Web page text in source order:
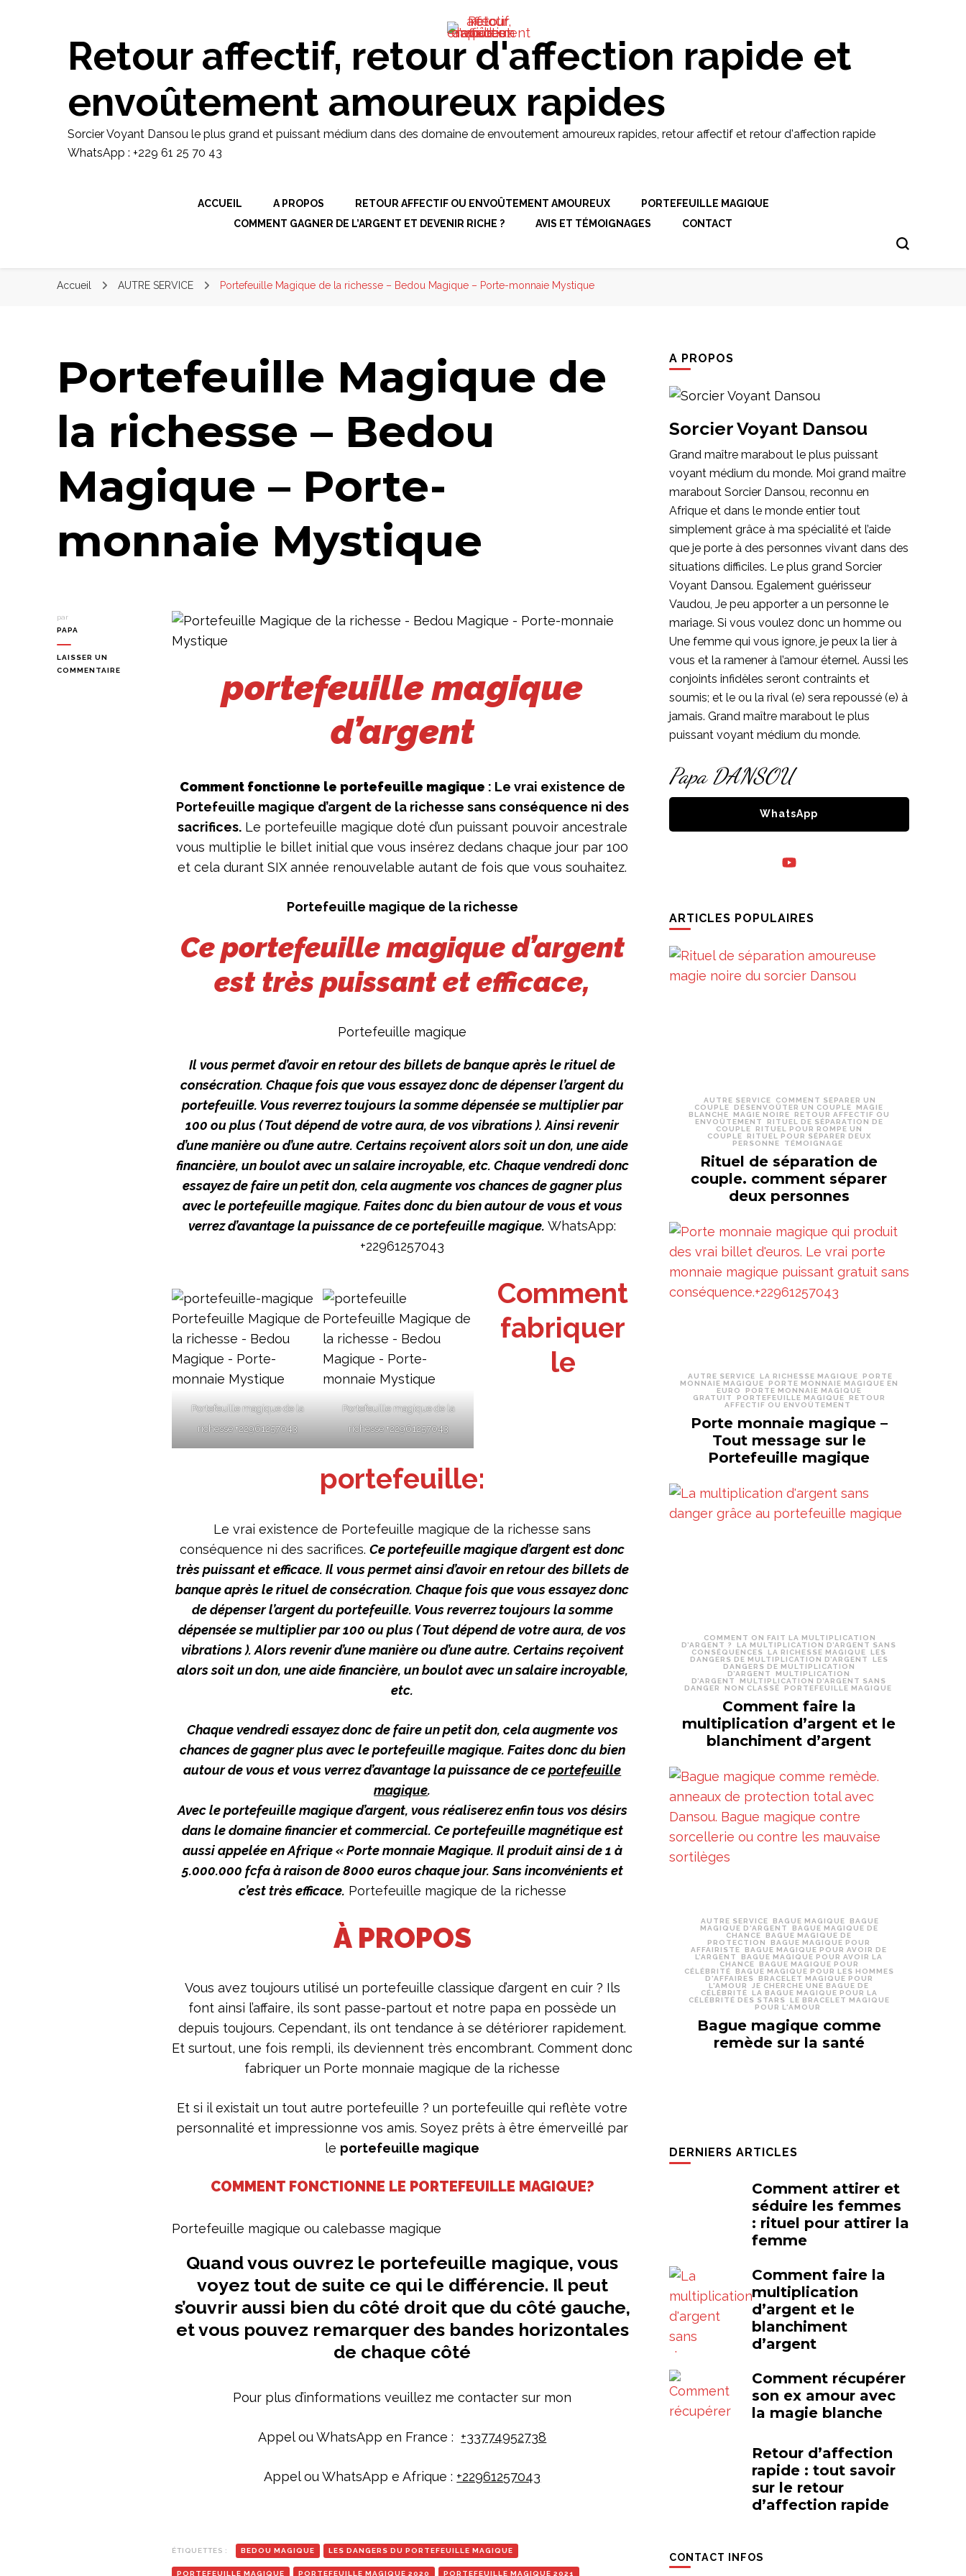
domaine de envoutement amoureux rapides, retour affectif et
retour d'affection rapide WhatsApp : +229 61 25 70 43
Retour affectif, retour d'affection rapide et
envoûtement amoureux rapides
Sorcier Voyant Dansou le plus grand et puissant médium dans des domaine de envoutement amoureux rapides, retour affectif et retour d'affection rapide
WhatsApp : +229 61 25 70 43
ACCUEIL A PROPOS RETOUR AFFECTIF OU ENVOÛTEMENT AMOUREUX
PORTEFEUILLE MAGIQUE
COMMENT GAGNER DE L’ARGENT ET DEVENIR RICHE ?
AVIS ET TÉMOIGNAGES CONTACT
Accueil AUTRE SERVICE Portefeuille Magique de la richesse – Bedou Magique – Porte-monnaie Mystique
Portefeuille Magique de
la richesse – Bedou
Magique – Porte-
monnaie Mystique
par
PAPA
LAISSER UN
COMMENTAIRE
portefeuille magique
d’argent
Comment fonctionne le portefeuille magique : Le vrai existence de
Portefeuille magique d’argent de la richesse sans conséquence ni des
sacrifices.Le portefeuille magique doté d’un puissant pouvoir ancestrale
vous multiplie le billet initial que vous insérez dedans chaque jour par 100
et cela durant SIX année renouvelable autant de fois que vous souhaitez.
Portefeuille magique de la richesse
Ce portefeuille magique d’argent
est très puissant et efficace,
Portefeuille magique
Il vous permet d’avoir en retour des billets de banque après le rituel de
consécration. Chaque fois que vous essayez donc de dépenser l’argent du
portefeuille. Vous reverrez toujours la somme dépensée se multiplier par
100 ou plus ( Tout dépend de votre aura, de vos vibrations ). Ainsi revenir
d’une manière ou d’une autre. Certains reçoivent alors soit un don, une aide
financière, un boulot avec un salaire incroyable, etc. Chaque vendredi donc
essayez de faire un petit don, cela augmente vos chances de gagner plus
avec le portefeuille magique. Faites donc du bien autour de vous et vous
verrez d’avantage la puissance de ce portefeuille magique. WhatsApp:
+22961257043
Portefeuille magique de la
richesse +22961257043
Portefeuille magique de la
richesse +22961257043
Comment
fabriquer
le
portefeuille:
Le vrai existence de Portefeuille magique de la richesse sans
conséquence ni des sacrifices.Ce portefeuille magique d’argent est donc
très puissant et efficace. Il vous permet ainsi d’avoir en retour des billets de
banque après le rituel de consécration. Chaque fois que vous essayez donc
de dépenser l’argent du portefeuille. Vous reverrez toujours la somme
dépensée se multiplier par 100 ou plus ( Tout dépend de votre aura, de vos
vibrations ). Alors revenir d’une manière ou d’une autre. Certains reçoivent
alors soit un don, une aide financière, un boulot avec un salaire incroyable,
etc.
Chaque vendredi essayez donc de faire un petit don, cela augmente vos
chances de gagner plus avec le portefeuille magique. Faites donc du bien
autour de vous et vous verrez d’avantage la puissance de ceportefeuille
magique.
Avec le portefeuille magique d’argent, vous réaliserez enfin tous vos désirs
dans le domaine financier et commercial. Ce portefeuille magnétique est
aussi appelée en Afrique « Porte monnaie Magique. Il produit ainsi de 1 à
5.000.000 fcfa à raison de 8000 euros chaque jour. Sans inconvénients et
c’est très efficace. Portefeuille magique de la richesse
À PROPOS
Vous avez toujours utilisé un portefeuille classique d’argent en cuir ? Ils
font ainsi l’affaire, ils sont passe-partout et notre papa en possède un
depuis toujours. Cependant, ils ont tendance à se détériorer rapidement.
Et surtout, une fois rempli, ils deviennent très encombrant. Comment donc
fabriquer un Porte monnaie magique de la richesse
Et si il existait un tout autre portefeuille ? un portefeuille qui reflète votre
personnalité et impressionne vos amis. Soyez prêts à être émerveillé par
le portefeuille magique
COMMENT FONCTIONNE LE PORTEFEUILLE MAGIQUE?
Portefeuille magique ou calebasse magique
Quand vous ouvrez le portefeuille magique, vous
voyez tout de suite ce qui le différencie. Il peut
s’ouvrir aussi bien du côté droit que du côté gauche,
et vous pouvez remarquer des bandes horizontales
de chaque côté
Pour plus d’informations veuillez me contacter sur mon
Appel ou WhatsApp en France : +33774952738
Appel ou WhatsApp e Afrique : +22961257043
ÉTIQUETTES : BEDOU MAGIQUE LES DANGERS DU PORTEFEUILLE MAGIQUE
PORTEFEUILLE MAGIQUE PORTEFEUILLE MAGIQUE 2020 PORTEFEUILLE MAGIQUE 2021
A PROPOS
Sorcier Voyant Dansou
Grand maître marabout le plus puissant
voyant médium du monde. Moi grand maître
marabout Sorcier Dansou, reconnu en
Afrique et dans le monde entier tout
simplement grâce à ma spécialité et l’aide
que je porte à des personnes vivant dans des
situations difficiles. Le plus grand Sorcier
Voyant Dansou. Egalement guérisseur
Vaudou, Je peu apporter a un personne le
mariage. Si vous voulez donc un homme ou
Une femme qui vous ignore, je peux la lier à
vous et la ramener à l’amour éternel. Aussi les
conjoints infidèles seront contraints et
soumis; et le ou la rival (e) sera repoussé (e) à
jamais. Grand maître marabout le plus
puissant voyant médium du monde.
Papa DANSOU
WhatsApp
ARTICLES POPULAIRES
AUTRE SERVICE
COMMENT SÉPARER UN
COUPLE
DÉSENVOÛTER UN COUPLE
MAGIE
BLANCHE
MAGIE NOIRE
RETOUR AFFECTIF OU
ENVOÛTEMENT
RITUEL DE SÉPARATION DE
COUPLE
RITUEL POUR ROMPE UN
COUPLE
RITUEL POUR SÉPARER DEUX
PERSONNE
TÉMOIGNAGE
Rituel de séparation de
couple. comment séparer
deux personnes
AUTRE SERVICE LA RICHESSE MAGIQUE
PORTE
MONNAIE MAGIQUE
PORTE MONNAIE MAGIQUE EN
EURO
PORTE MONNAIE MAGIQUE
GRATUIT
PORTEFEUILLE MAGIQUE
RETOUR
AFFECTIF OU ENVOÛTEMENT
Porte monnaie magique –
Tout message sur le
Portefeuille magique
COMMENT ON FAIT LA MULTIPLICATION
D’ARGENT ?
LA MULTIPLICATION D’ARGENT SANS
CONSÉQUENCES
LA RICHESSE MAGIQUE
LES
DANGERS DE MULTIPLICATION D’ARGENT
LES
DANGERS DE MULTIPLICATION
D’ARGENT
MULTIPLICATION
D’ARGENT
MULTIPLICATION D’ARGENT SANS
DANGER
NON CLASSÉ PORTEFEUILLE MAGIQUE
Comment faire la
multiplication d’argent et le
blanchiment d’argent
AUTRE SERVICE BAGUE MAGIQUE
BAGUE
MAGIQUE D'ARGENT
BAGUE MAGIQUE DE
CHANCE
BAGUE MAGIQUE DE
PROTECTION
BAGUE MAGIQUE POUR
AFFAIRISTE
BAGUE MAGIQUE POUR AVOIR DE
L’ARGENT
BAGUE MAGIQUE POUR AVOIR LA
CHANCE
BAGUE MAGIQUE POUR
CÉLÉBRITÉ
BAGUE MAGIQUE POUR LES HOMMES
D'AFFAIRES
BRACELET MAGIQUE POUR
L'AMOUR
JE CHERCHE UNE BAGUE DE
CÉLÉBRITÉ
LA BAGUE MAGIQUE POUR LA
CÉLÉBRITÉ DES STARS
LE BRACELET MAGIQUE
POUR L'AMOUR
Bague magique comme
remède sur la santé
DERNIERS ARTICLES
Comment attirer et
séduire les femmes
: rituel pour attirer la
femme
Comment faire la
multiplication
d’argent et le
blanchiment
d’argent
Comment récupérer
son ex amour avec
la magie blanche
Retour d’affection
rapide : tout savoir
sur le retour
d’affection rapide
CONTACT INFOS